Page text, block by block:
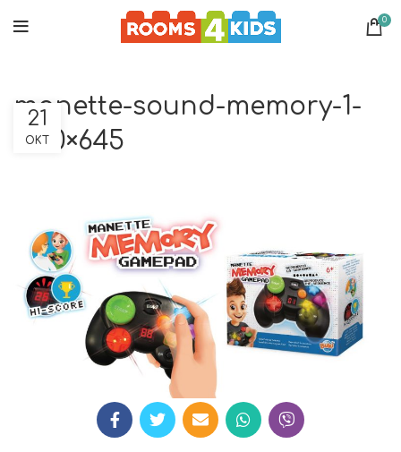
0
manette-sound-memory-1-
1200×645
21
ΟΚΤ